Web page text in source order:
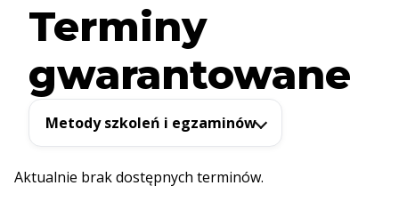
Terminy
gwarantowane
Metody szkoleń i egzaminów
Aktualnie brak dostępnych terminów.